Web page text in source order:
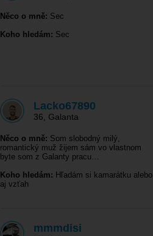
Něco o mně: Sec
Koho hledám: Sec
Lacko67890
36 Galanta
Něco o mně: Som slobodný milý,
romantický muž žijem sám vo vlastnom
byte som z Galanty pracu…
Koho hledám: Hľadám si kamarátku alebo
aj vzťah
mmmdisi